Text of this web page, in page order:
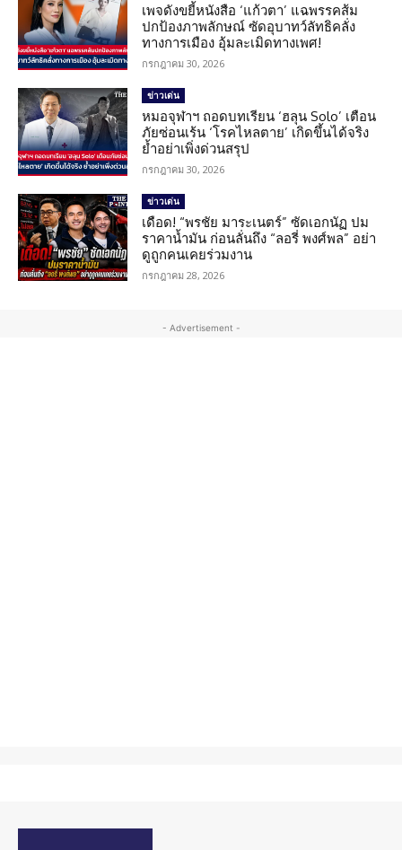
เพจดังขยี้หนังสือ ‘แก้วตา’ แฉพรรคส้ม
ปกป้องภาพลักษณ์ ซัดอุบาทว์ลัทธิคลั่ง
ทางการเมือง อุ้มละเมิดทางเพศ!
กรกฎาคม 30, 2026
ข่าวเด่น
หมอจุฬาฯ ถอดบทเรียน ‘ฮลุน Solo’ เตือน
ภัยซ่อนเร้น ‘โรคไหลตาย’ เกิดขึ้นได้จริง
ย้ำอย่าเพิ่งด่วนสรุป
กรกฎาคม 30, 2026
ข่าวเด่น
เดือด! “พรชัย มาระเนตร์” ซัดเอกนัฏ ปม
ราคาน้ำมัน ก่อนลั่นถึง “ลอรี่ พงศ์พล” อย่า
ดูถูกคนเคยร่วมงาน
กรกฎาคม 28, 2026
- Advertisement -